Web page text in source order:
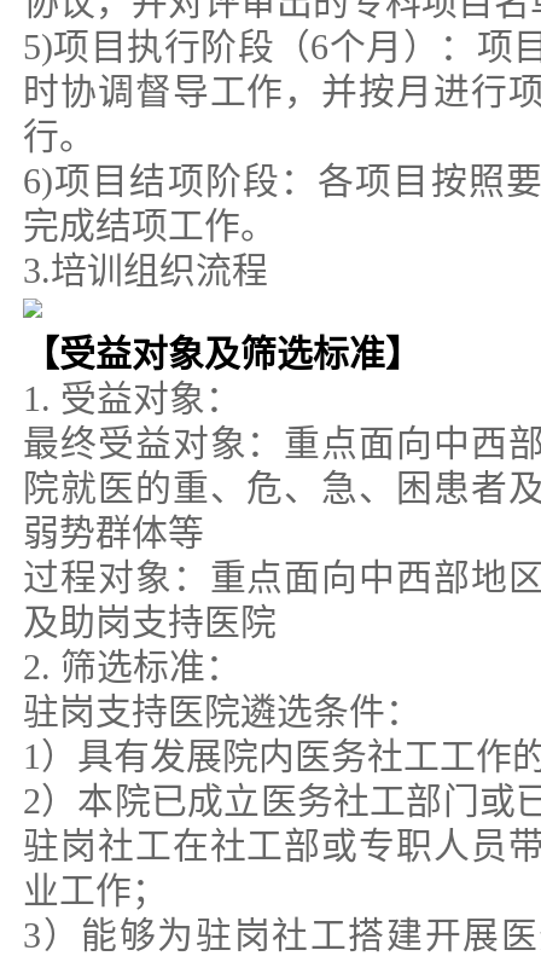
5)项目执行阶段（6个月）：项
时协调督导工作，并按月进行
行。
6)项目结项阶段：各项目按照
完成结项工作。
3.培训组织流程
【受益对象及筛选标准】
1. 受益对象：
最终受益对象：重点面向中西
院就医的重、危、急、困患者
弱势群体等
过程对象：重点面向中西部地
及助岗支持医院
2. 筛选标准：
驻岗支持医院遴选条件：
1）具有发展院内医务社工工作
2）本院已成立医务社工部门或
驻岗社工在社工部或专职人员
业工作；
3）能够为驻岗社工搭建开展